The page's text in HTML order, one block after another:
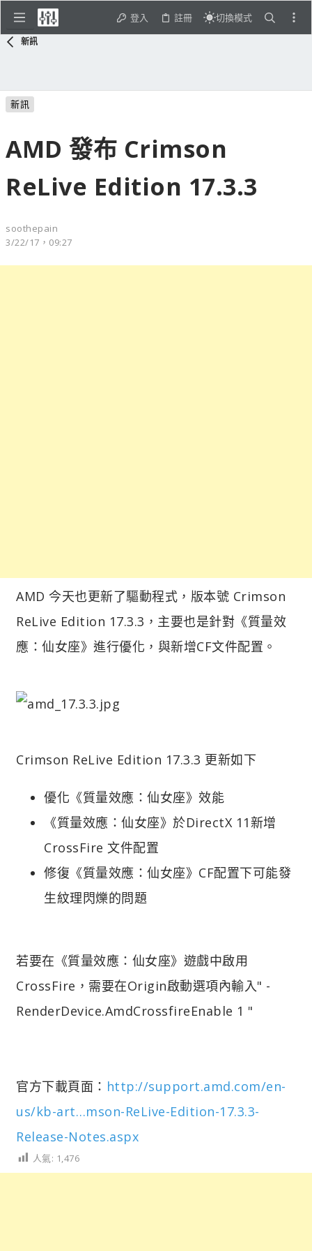
登入 註冊 切換模式
新訊
新訊
AMD 發布 Crimson
ReLive Edition 17.3.3
soothepain
3/22/17，09:27
AMD 今天也更新了驅動程式，版本號 Crimson
ReLive Edition 17.3.3，主要也是針對《質量效
應：仙女座》進行優化，與新增CF文件配置。
Crimson ReLive Edition 17.3.3 更新如下
優化《質量效應：仙女座》效能
《質量效應：仙女座》於DirectX 11新增
CrossFire 文件配置
修復《質量效應：仙女座》CF配置下可能發
生紋理閃爍的問題
若要在《質量效應：仙女座》遊戲中啟用
CrossFire，需要在Origin啟動選項內輸入" -
RenderDevice.AmdCrossfireEnable 1 "
官方下載頁面： http://support.amd.com/en-
us/kb-art…mson-ReLive-Edition-17.3.3-
Release-Notes.aspx
人氣: 1,476